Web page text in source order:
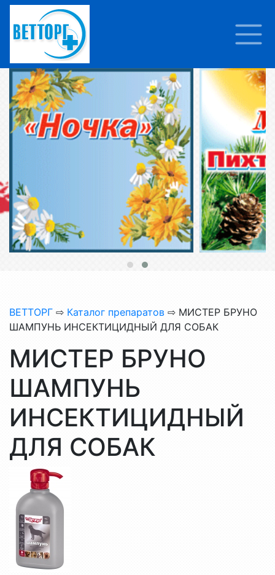
ВЕТТОРГ ⇨ Каталог препаратов ⇨ МИСТЕР БРУНО
ШАМПУНЬ ИНСЕКТИЦИДНЫЙ ДЛЯ СОБАК
МИСТЕР БРУНО
ШАМПУНЬ
ИНСЕКТИЦИДНЫЙ
ДЛЯ СОБАК